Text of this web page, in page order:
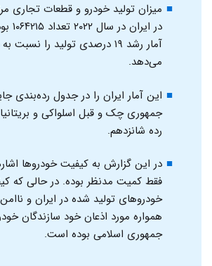
میزان تولید خودرو و قطعات تجاری
در
می‌دهد.
این آمار ایران را در جدول رده‌بندی
جمهوری چک و قبل اسلواکی و
رده شانزدهم.
در این گزارش به کیفیت خودروها
فقط کمیت مدنظر بوده. در حالی که
خودروهای تولید شده در ایران و
همواره مورد اذعان خود سازندگان
جمهوری اسلامی بوده است.